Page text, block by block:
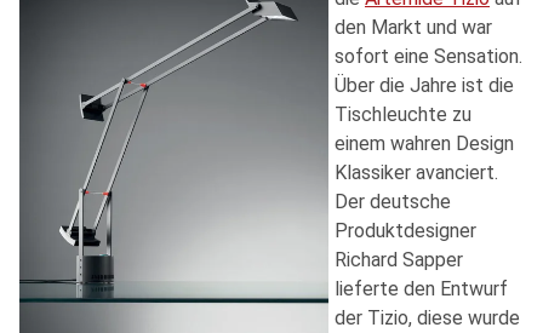
den Markt und war
sofort eine Sensation.
Über die Jahre ist die
Tischleuchte zu
einem wahren Design
Klassiker avanciert.
Der deutsche
Produktdesigner
Richard Sapper
lieferte den Entwurf
der Tizio, diese wurde